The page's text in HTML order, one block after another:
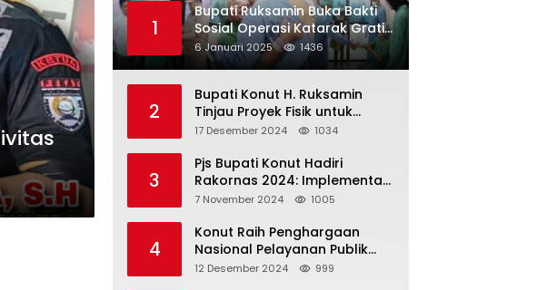
1
Bupati Ruksamin Buka Bakti
Sosial Operasi Katarak Gratis:
Hadirkan Harapan Baru bagi
Masyarakat Konut
6 Januari 2025 1436
2
Bupati Konut H. Ruksamin
Tinjau Proyek Fisik untuk
Pastikan Kesesuaian dengan
17 Desember 2024 1034
3
Pjs Bupati Konut Hadiri
Rakornas 2024: Implementasi
Asta Cita Menuju Indonesia
7 November 2024 1005
4
Konut Raih Penghargaan
Nasional Pelayanan Publik
2024: Bukti Komitmen Menuju
12 Desember 2024 999